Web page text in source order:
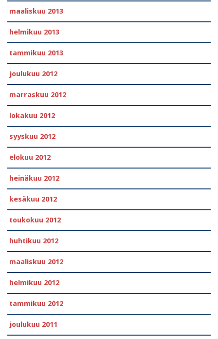
maaliskuu 2013
helmikuu 2013
tammikuu 2013
joulukuu 2012
marraskuu 2012
lokakuu 2012
syyskuu 2012
elokuu 2012
heinäkuu 2012
kesäkuu 2012
toukokuu 2012
huhtikuu 2012
maaliskuu 2012
helmikuu 2012
tammikuu 2012
joulukuu 2011